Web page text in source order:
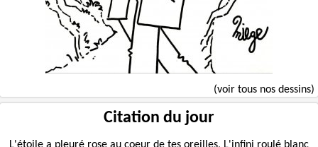
(voir tous nos dessins)
Citation du jour
L'étoile a pleuré rose au coeur de tes oreilles, L'infini roulé blanc